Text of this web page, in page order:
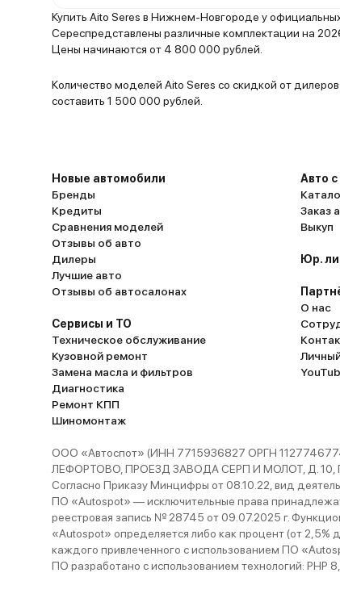
Купить Aito Seres в Нижнем-Новгороде у
Сереспредставлены различные комплектации на
Цены начинаются от 4 800 000 рублей.
Количество моделей Aito Seres со скидкой от
составить 1 500 000 рублей.
Новые автомобили
Бренды
Кредиты
Сравнения моделей
Отзывы об авто
Дилеры
Лучшие авто
Отзывы об автосалонах
Сервисы и ТО
Техническое обслуживание
Кузовной ремонт
Замена масла и фильтров
Диагностика
Ремонт КПП
Шиномонтаж
Авто
Заказ
Выкуп
Юр.
О нас
ООО «Автоспот» (ИНН 7715936827 ОРГН
ЛЕФОРТОВО, ПРОЕЗД ЗАВОДА СЕРП И МОЛОТ, Д. 10,
Согласно Приказу Минцифры от 08.10.22, вид
ПО «Autospot» — исключительные права
реестровая запись № 28745 от 09.07.2025 г.
«Autospot» определяется либо как процент (от 2,5%
каждого привлеченного с использованием ПО
ПО разработано с использованием технологий: PHP